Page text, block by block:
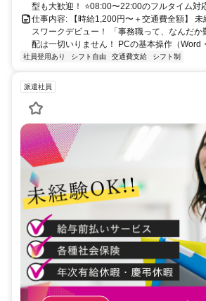
型も大歓迎！ ⭐08:00〜22:00のフルタイム対
仕事内容: 【時給1,200円〜＋交通費全額】 未
スワークデビュー！ 「事務職って、なんだ
配は一切いりません！ PCの基本操作（Word
社員登用あり シフト自由 交通費支給 シフト制
派遣社員